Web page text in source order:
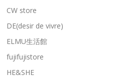
CW store
DE(desir de vivre)
ELMU生活館
fujifujistore
HE&SHE